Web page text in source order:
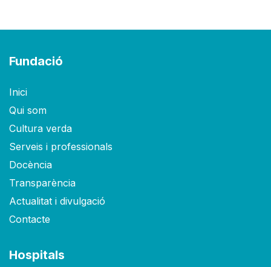
Fundació
Inici
Qui som
Cultura verda
Serveis i professionals
Docència
Transparència
Actualitat i divulgació
Contacte
Hospitals